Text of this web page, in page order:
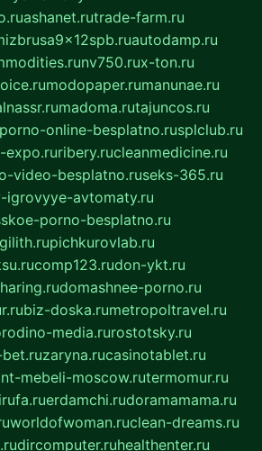
ashanet.rutrade-farm.ru
autodamp.ru
nv750.rux-ton.ru
modopaper.rumanunae.ru
madoma.rutajuncos.ru
porno-online-besplatno.rusplclub.ru
expo.ruribery.rucleanmedicine.ru
video-besplatno.ruseks-365.ru
igrovyye-avtomaty.ru
porno-besplatno.ru
pichkurovlab.ru
comp123.rudon-ykt.ru
domashnee-porno.ru
biz-doska.rumetropoltravel.ru
media.rurostotsky.ru
zaryna.rucasinotablet.ru
mebeli-moscow.rutermomur.ru
erdamchi.rudoramamama.ru
worldofwoman.ruclean-dreams.ru
dircomputer.ruhealthenter.ru